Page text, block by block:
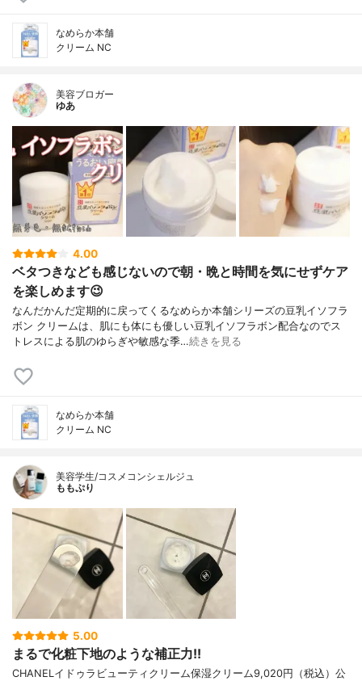
なめらか本舗
クリーム NC
美容ブロガー
ゆあ
4.00
ベタつきなども感じないので朝・晩と時間を気にせずケア
を楽しめます😉
なんだかんだ定期的に戻ってくるなめらか本舗シリーズの豆乳イソフラ
ボン クリームは、肌にも体にも優しい豆乳イソフラボン配合なのでス
トレスによる肌のゆらぎや敏感な季…続きを見る
なめらか本舗
クリーム NC
美容学生/コスメコンシェルジュ
ももぷり
5.00
まるで化粧下地のような補正力!!
CHANELイドゥラビューティクリーム保湿クリーム9,020円（税込）公